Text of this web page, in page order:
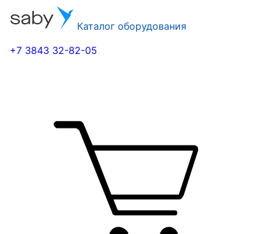
Каталог оборудования
+7 3843 32-82-05